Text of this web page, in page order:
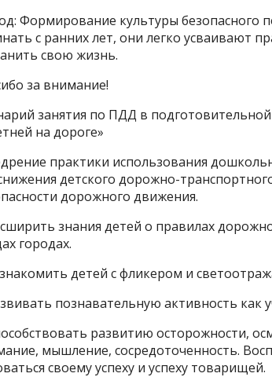
Формирование культуры безопасного
с ранних лет, они легко усваивают
свою жизнь.
за внимание!
занятия по ПДД в подготовительной
на дороге»
практики использования
детского дорожно-
дорожного движения.
знания детей о правилах
городах.
детей с фликером и
познавательную активность как
развитию осторожности,
мышление, сосредоточенность.
своему успеху и успеху товарищей.